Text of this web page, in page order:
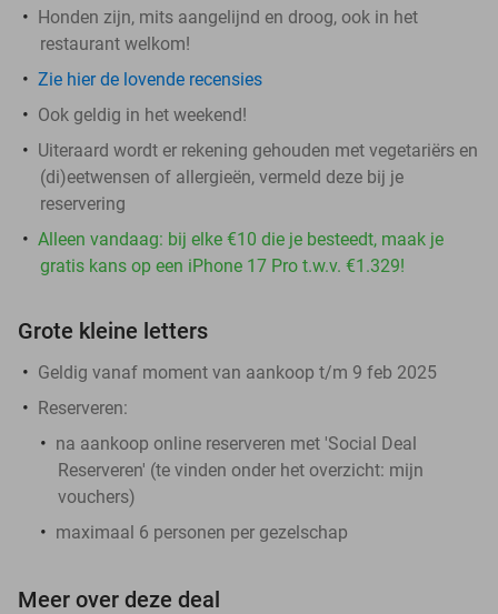
Honden zijn, mits aangelijnd en droog, ook in het
restaurant welkom!
Zie hier de lovende recensies
Ook geldig in het weekend!
Uiteraard wordt er rekening gehouden met vegetariërs en
(di)eetwensen of allergieën, vermeld deze bij je
reservering
Alleen vandaag: bij elke €10 die je besteedt, maak je
gratis kans op een iPhone 17 Pro t.w.v. €1.329!
Grote kleine letters
Geldig vanaf moment van aankoop t/m 9 feb 2025
Reserveren:
na aankoop online reserveren met 'Social Deal
Reserveren' (te vinden onder het overzicht: mijn
vouchers)
maximaal 6 personen per gezelschap
Meer over deze deal